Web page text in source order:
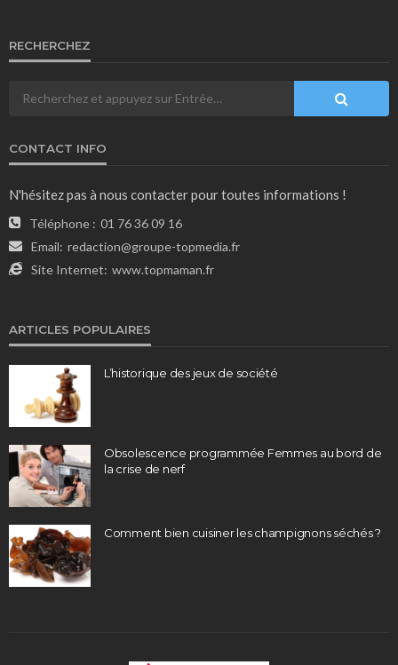
RECHERCHEZ
CONTACT INFO
N'hésitez pas à nous contacter pour toutes informations !
Téléphone : 01 76 36 09 16
Email: redaction@groupe-topmedia.fr
Site Internet: www.topmaman.fr
ARTICLES POPULAIRES
L’historique des jeux de société
Obsolescence programmée Femmes au bord de
la crise de nerf
Comment bien cuisiner les champignons séchés ?